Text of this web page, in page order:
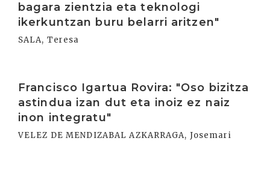
bagara zientzia eta teknologi
ikerkuntzan buru belarri aritzen"
SALA, Teresa
Francisco Igartua Rovira: "Oso bizitza
astindua izan dut eta inoiz ez naiz
inon integratu"
VELEZ DE MENDIZABAL AZKARRAGA, Josemari